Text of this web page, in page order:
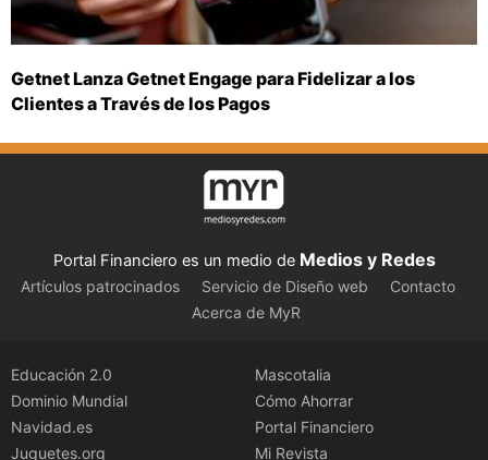
Getnet Lanza Getnet Engage para Fidelizar a los
Clientes a Través de los Pagos
Portal Financiero es un medio de Medios y Redes
Artículos patrocinados Servicio de Diseño web
Contacto
Acerca de MyR
Educación 2.0
Dominio Mundial
Navidad.es
Juguetes.org
Mascotalia
Cómo Ahorrar
Portal Financiero
Mi Revista